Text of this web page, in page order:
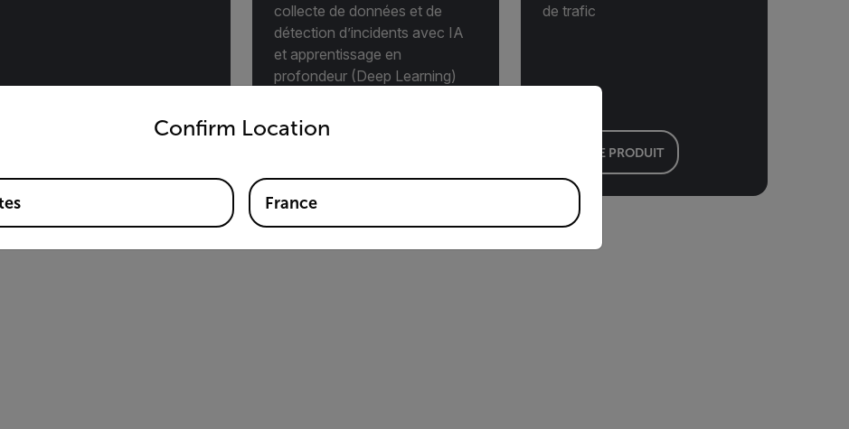
collecte de données et de
détection d’incidents avec IA
et apprentissage en
profondeur (Deep Learning)
de trafic
VOIR LE PRODUIT
Confirm Location
country and language from the options below to access the appropriate version of our website.
France